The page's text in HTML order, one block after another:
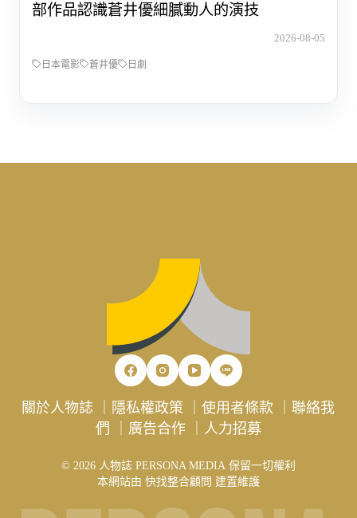
部作品認識蒼井優細膩動人的演技
2026-08-05
日本電影 蒼井優 日劇
關於人物誌 隱私權政策 ｜使用者條款 ｜聯絡我
們
廣告合作｜ 人力招募
© 2026 人物誌 PERSONA MEDIA 保留一切權利
本網站由 快找整合顧問 建置維護